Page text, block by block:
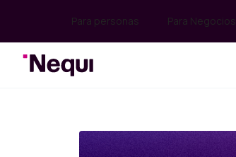
Para personas Para Negocios